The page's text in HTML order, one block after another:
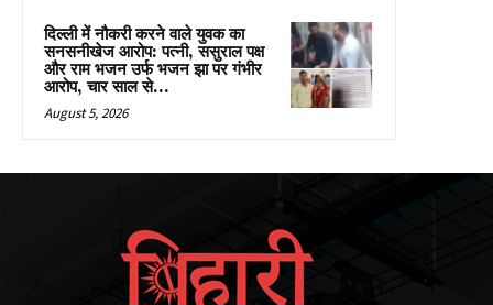
दिल्ली में नौकरी करने वाले युवक का
सनसनीखेज आरोप: पत्नी, ससुराल पक्ष
और राम भजन उर्फ भजन झा पर गंभीर
आरोप, चार साल से...
August 5, 2026